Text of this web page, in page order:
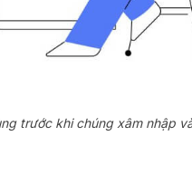
trước khi chúng xâm nhập